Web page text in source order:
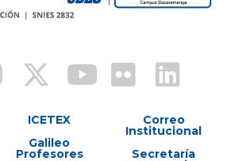
ICETEX
Galileo
Profesores
Correo
Institucional
Secretaría